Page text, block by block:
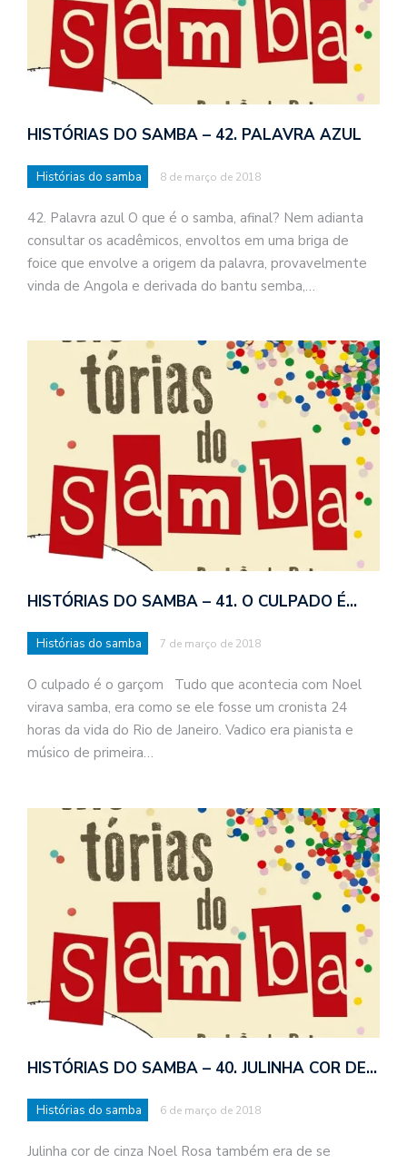
HISTÓRIAS DO SAMBA – 42. PALAVRA AZUL
Histórias do samba 8 de março de 2018
42. Palavra azul O que é o samba, afinal? Nem adianta
consultar os acadêmicos, envoltos em uma briga de
foice que envolve a origem da palavra, provavelmente
vinda de Angola e derivada do bantu semba,…
HISTÓRIAS DO SAMBA – 41. O CULPADO É…
Histórias do samba 7 de março de 2018
O culpado é o garçom Tudo que acontecia com Noel
virava samba, era como se ele fosse um cronista 24
horas da vida do Rio de Janeiro. Vadico era pianista e
músico de primeira…
HISTÓRIAS DO SAMBA – 40. JULINHA COR DE…
Histórias do samba 6 de março de 2018
Julinha cor de cinza Noel Rosa também era de se